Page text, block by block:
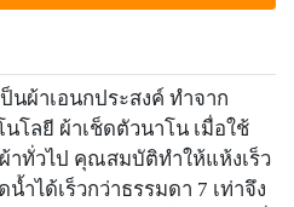
นผ้าเอนกประสงค์ ทำจาก
นโลยี ผ้าเช็ดตัวนาโน เมื่อใช้
าทั่วไป คุณสมบัติทำให้แห้งเร็ว
ำได้เร็วกว่าธรรมดา 7 เท่าจึง